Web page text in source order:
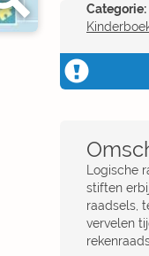
Categorie:
Logische
stiften
raadsels,
vervelen